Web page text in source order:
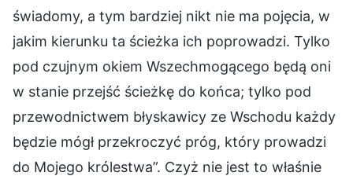
świadomy, a tym bardziej nikt nie ma pojęcia, w
jakim kierunku ta ścieżka ich poprowadzi. Tylko
pod czujnym okiem Wszechmogącego będą oni
w stanie przejść ścieżkę do końca; tylko pod
przewodnictwem błyskawicy ze Wschodu każdy
będzie mógł przekroczyć próg, który prowadzi
do Mojego królestwa”. Czyż nie jest to właśnie